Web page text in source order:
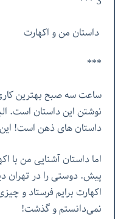
داستان من و اکهارت
***
ساعت سه صبح بهترین
نوشتن این داستان است.
داستان های ذهن است! این
پیش. دوستی را در تهران
اکهارت برایم فرستاد و
نمی‌دانستم و گذشت!